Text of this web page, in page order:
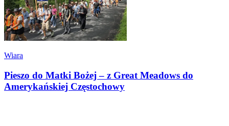
Wiara
Pieszo do Matki Bożej – z Great Meadows do
Amerykańskiej Częstochowy